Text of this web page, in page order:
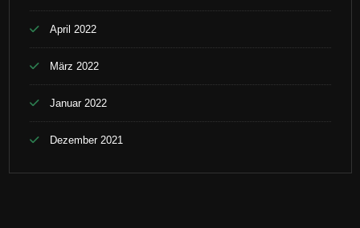
April 2022
März 2022
Januar 2022
Dezember 2021